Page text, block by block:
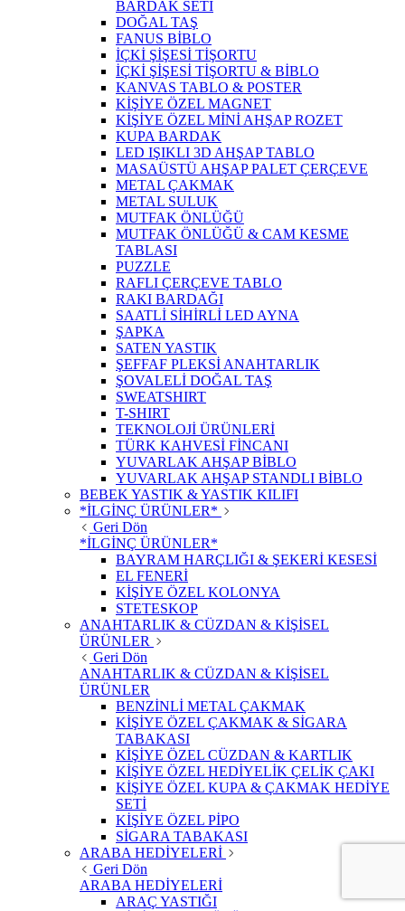
BARDAK SETİ
DOĞAL TAŞ
FANUS BİBLO
İÇKİ ŞİŞESİ TİŞORTU
İÇKİ ŞİŞESİ TİŞORTU & BİBLO
KANVAS TABLO & POSTER
KİŞİYE ÖZEL MAGNET
KİŞİYE ÖZEL MİNİ AHŞAP ROZET
KUPA BARDAK
LED IŞIKLI 3D AHŞAP TABLO
MASAÜSTÜ AHŞAP PALET ÇERÇEVE
METAL ÇAKMAK
METAL SULUK
MUTFAK ÖNLÜĞÜ
MUTFAK ÖNLÜĞÜ & CAM KESME
TABLASI
PUZZLE
RAFLI ÇERÇEVE TABLO
RAKI BARDAĞI
SAATLİ SİHİRLİ LED AYNA
ŞAPKA
SATEN YASTIK
ŞEFFAF PLEKSİ ANAHTARLIK
ŞOVALELİ DOĞAL TAŞ
SWEATSHIRT
T-SHIRT
TEKNOLOJİ ÜRÜNLERİ
TÜRK KAHVESİ FİNCANI
YUVARLAK AHŞAP BİBLO
YUVARLAK AHŞAP STANDLI BİBLO
BEBEK YASTIK & YASTIK KILIFI
*İLGİNÇ ÜRÜNLER*
Geri Dön
*İLGİNÇ ÜRÜNLER*
BAYRAM HARÇLIĞI & ŞEKERİ KESESİ
EL FENERİ
KİŞİYE ÖZEL KOLONYA
STETESKOP
ANAHTARLIK & CÜZDAN & KİŞİSEL
ÜRÜNLER
Geri Dön
ANAHTARLIK & CÜZDAN & KİŞİSEL
ÜRÜNLER
BENZİNLİ METAL ÇAKMAK
KİŞİYE ÖZEL ÇAKMAK & SİGARA
TABAKASI
KİŞİYE ÖZEL CÜZDAN & KARTLIK
KİŞİYE ÖZEL HEDİYELİK ÇELİK ÇAKI
KİŞİYE ÖZEL KUPA & ÇAKMAK HEDİYE
SETİ
KİŞİYE ÖZEL PİPO
SİGARA TABAKASI
ARABA HEDİYELERİ
Geri Dön
ARABA HEDİYELERİ
ARAÇ YASTIĞI